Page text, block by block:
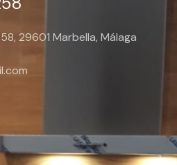
29601 Marbella, Málaga